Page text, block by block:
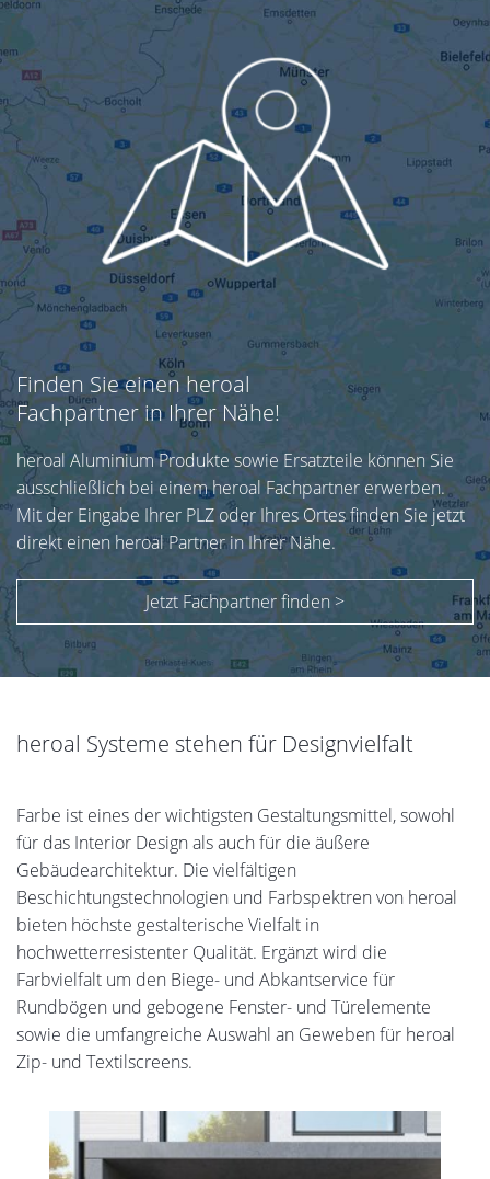
Finden Sie einen heroal
Fachpartner in Ihrer Nähe!
heroal Aluminium Produkte sowie Ersatzteile können Sie
ausschließlich bei einem heroal Fachpartner erwerben.
Mit der Eingabe Ihrer PLZ oder Ihres Ortes finden Sie jetzt
direkt einen heroal Partner in Ihrer Nähe.
Jetzt Fachpartner finden >
heroal Systeme stehen für Designvielfalt
Farbe ist eines der wichtigsten Gestaltungsmittel, sowohl
für das Interior Design als auch für die äußere
Gebäudearchitektur. Die vielfältigen
Beschichtungstechnologien und Farbspektren von heroal
bieten höchste gestalterische Vielfalt in
hochwetterresistenter Qualität. Ergänzt wird die
Farbvielfalt um den Biege- und Abkantservice für
Rundbögen und gebogene Fenster- und Türelemente
sowie die umfangreiche Auswahl an Geweben für heroal
Zip- und Textilscreens.